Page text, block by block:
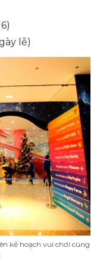
lễ)
kế hoạch vui chơi cùng